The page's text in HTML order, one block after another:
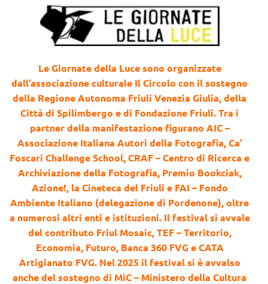
Le Giornate della Luce sono organizzate
dall’associazione culturale Il Circolo con il sostegno
della Regione Autonoma Friuli Venezia Giulia, della
Città di Spilimbergo e di Fondazione Friuli. Tra i
partner della manifestazione figurano AIC –
Associazione Italiana Autori della Fotografia, Ca’
Foscari Challenge School, CRAF – Centro di Ricerca e
Archiviazione della Fotografia, Premio Bookciak,
Azione!, la Cineteca del Friuli e FAI – Fondo
Ambiente Italiano (delegazione di Pordenone), oltre
a numerosi altri enti e istituzioni. Il festival si avvale
del contributo Friul Mosaic, TEF – Territorio,
Economia, Futuro, Banca 360 FVG e CATA
Artigianato FVG. Nel 2025 il festival si è avvalso
anche del sostegno di MiC – Ministero della Cultura